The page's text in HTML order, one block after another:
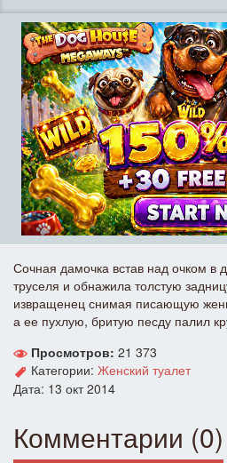
Сочная дамочка встав над очком в
труселя и обнажила толстую
извращенец снимая писающую
а ее пухлую, бритую песду палил
Просмотров: 21 373
Категории: Женский туалет
Дата: 13 окт 2014
Комментарии (0)